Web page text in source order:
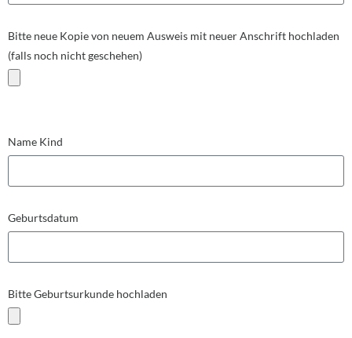
Bitte neue Kopie von neuem Ausweis mit neuer Anschrift hochladen
(falls noch nicht geschehen)
Name Kind
Geburtsdatum
Bitte Geburtsurkunde hochladen